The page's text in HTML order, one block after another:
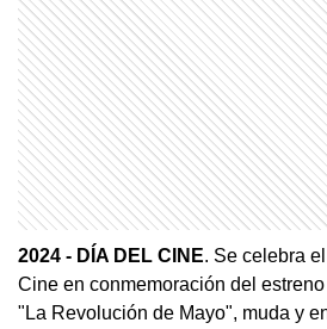
2024 - DÍA DEL CINE. Se celebra
Cine en conmemoración del
"La Revolución de Mayo", muda y